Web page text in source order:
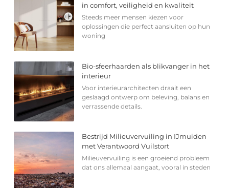
in comfort, veiligheid en kwaliteit
Steeds meer mensen kiezen voor
oplossingen die perfect aansluiten op hun
woning
Bio-sfeerhaarden als blikvanger in het
interieur
Voor interieurarchitecten draait een
geslaagd ontwerp om beleving, balans en
verrassende details.
Bestrijd Milieuvervuiling in IJmuiden
met Verantwoord Vuilstort
Milieuvervuiling is een groeiend probleem
dat ons allemaal aangaat, vooral in steden